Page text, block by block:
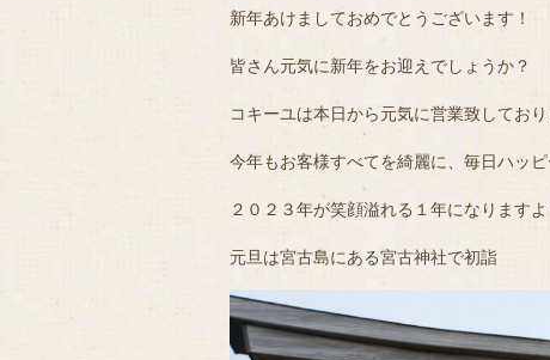
新年あけましておめでとうございます！
皆さん元気に新年をお迎えでしょうか？
コキーユは本日から元気に営業致してお
今年もお客様すべてを綺麗に、毎日ハッ
２０２３年が笑顔溢れる１年になりますよ
元旦は宮古島にある宮古神社で初詣